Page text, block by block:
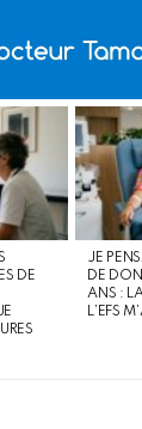
DE
JE
DE
ANS :
L’EFS